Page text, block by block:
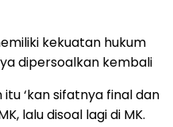
kekuatan hukum
dipersoalkan kembali
itu ‘kan sifatnya final dan
lalu disoal lagi di MK.